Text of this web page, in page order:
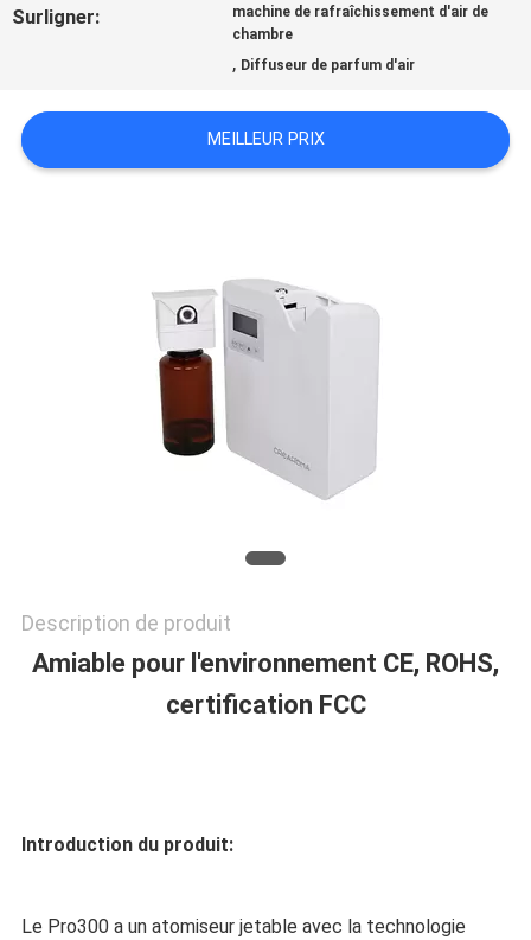
CONTACTEZ-
NOUVELLES
DEMANDEZ
PLAN
DU
DE
CONFIDENTIALITÉ
Surligner:
machine de rafraîchissement d'air de
chambre
, Diffuseur de parfum d'air
MEILLEUR PRIX
Description de produit
Amiable pour l'environnement CE, ROHS,
certification FCC
Introduction du produit:
Le Pro300 a un atomiseur jetable avec la technologie